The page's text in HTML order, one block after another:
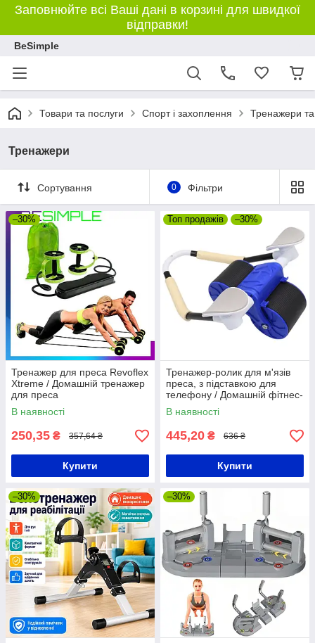
Заповнюйте всі Ваші дані в корзині для швидкої
відправки!
BeSimple
Товари та послуги Спорт і захоплення Тренажери
Тренажери
Сортування 0 Фільтри
–30%
Тренажер для преса Revoflex
Xtreme / Домашній тренажер
для преса
В наявності
250,35 ₴ 357,64 ₴
Купити
Топ продажів –30%
Тренажер-ролик для м'язів
преса, з підставкою для
телефону / Домашній фітнес-
тренажер для живота
В наявності
445,20 ₴ 636 ₴
Купити
–30% –30%